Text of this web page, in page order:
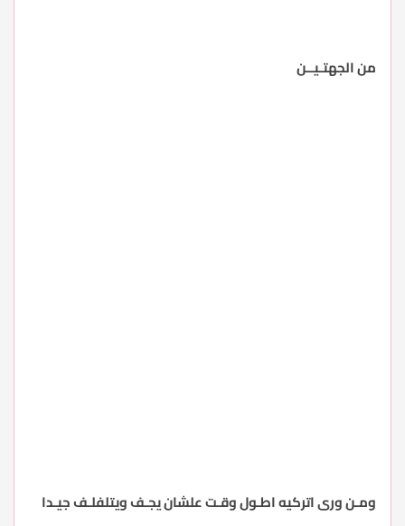
من الجهتـيــن
ومـن ورى اتركيه اطـول وقـت علشان يجـف ويتلفلـف جيـدا